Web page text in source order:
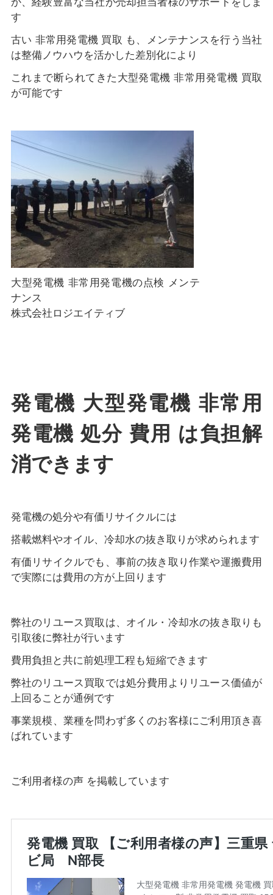
す
古い 非常用発電機 買取 も、メンテナンスを行う当社
は整備ノウハウを活かした差別化により
これまで断られてきた大型発電機 非常用発電機 買取
が可能です
大型発電機 非常用発電機の点検 メンテ
ナンス
株式会社ロジエイティブ
発電機 大型発電機 非常用
発電機 処分 費用 は負担解
消できます
発電機の処分や有価リサイクルには
搭載燃料やオイル、冷却水の抜き取りが求められます
有価リサイクルでも、事前の抜き取り作業や運搬費用
で実際には費用の方が上回ります
弊社のリユース買取は、オイル・冷却水の抜き取りも
引取後に弊社が行います
費用負担と共に前処理工程も短縮できます
弊社のリユース買取では処分費用よりリユース価値が
上回ることが通例です
事業規模、業種を問わず多くのお客様にご利用頂き喜
ばれています
ご利用者様の声 を掲載しています